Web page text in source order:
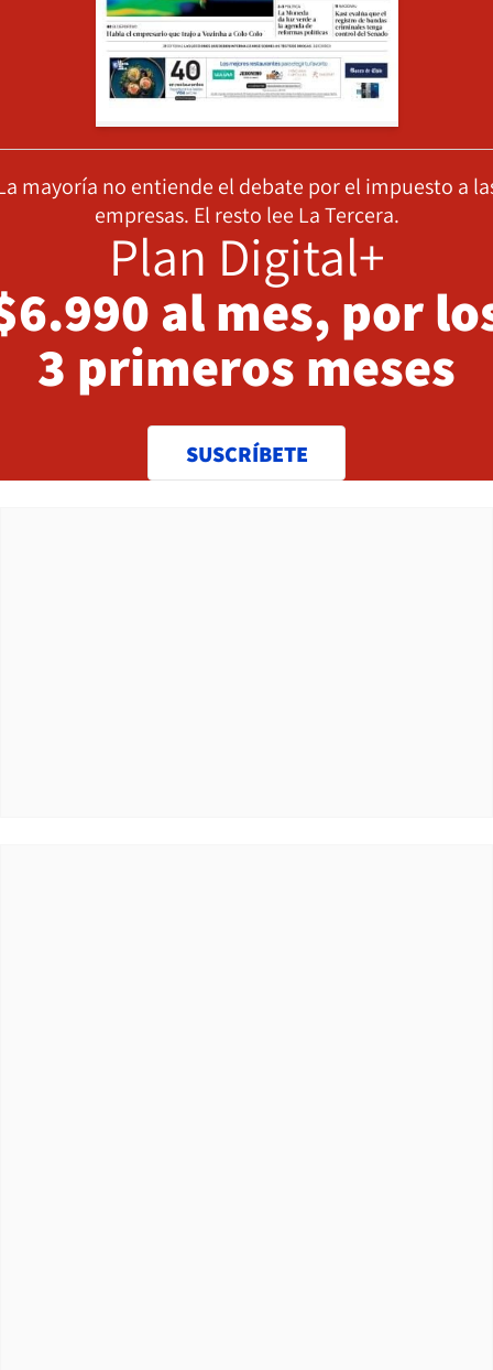
mayoría no entiende el debate por el impuesto a
empresas. El resto lee La Tercera.
Plan Digital+
al mes, por
3 primeros meses
SUSCRÍBETE